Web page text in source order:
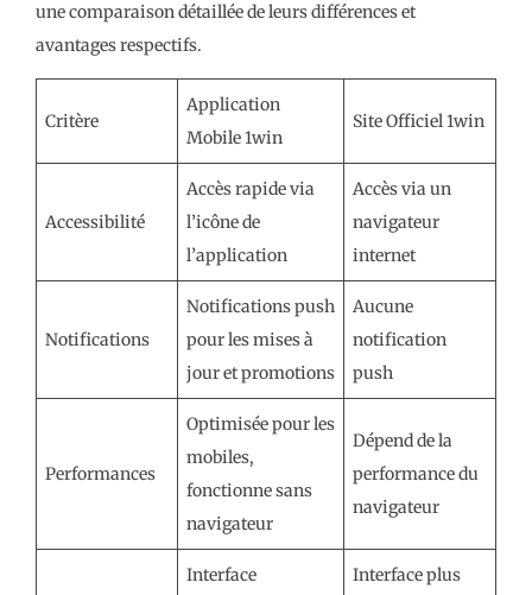
une comparaison détaillée de leurs différences et
avantages respectifs.
Critère
Application
Mobile 1win
Site Officiel 1win
Accessibilité
Accès rapide via
l’icône de
l’application
Accès via un
navigateur
internet
Notifications
Notifications push
pour les mises à
jour et promotions
Aucune
notification
push
Performances
Optimisée pour les
mobiles,
fonctionne sans
navigateur
Dépend de la
performance du
navigateur
Interface
Interface plus